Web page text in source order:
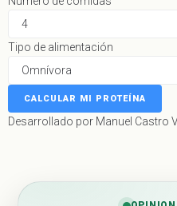
Tipo de alimentación
CALCULAR MI PROTEÍNA
Desarrollado por Manuel Castro